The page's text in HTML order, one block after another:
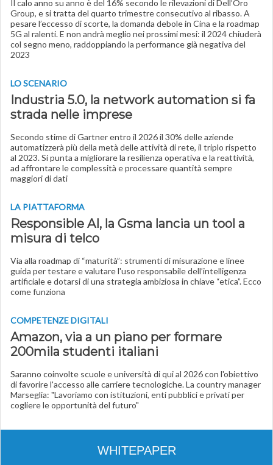
Il calo anno su anno è del 16% secondo le rilevazioni di Dell’Oro
Group, e si tratta del quarto trimestre consecutivo al ribasso. A
pesare l’eccesso di scorte, la domanda debole in Cina e la roadmap
5G al ralenti. E non andrà meglio nei prossimi mesi: il 2024 chiuderà
col segno meno, raddoppiando la performance già negativa del
2023
LO SCENARIO
Industria 5.0, la network automation si fa
strada nelle imprese
Secondo stime di Gartner entro il 2026 il 30% delle aziende
automatizzerà più della metà delle attività di rete, il triplo rispetto
al 2023. Si punta a migliorare la resilienza operativa e la reattività,
ad affrontare le complessità e processare quantità sempre
maggiori di dati
LA PIATTAFORMA
Responsible AI, la Gsma lancia un tool a
misura di telco
Via alla roadmap di “maturità”: strumenti di misurazione e linee
guida per testare e valutare l'uso responsabile dell’intelligenza
artificiale e dotarsi di una strategia ambiziosa in chiave “etica”. Ecco
come funziona
COMPETENZE DIGITALI
Amazon, via a un piano per formare
200mila studenti italiani
Saranno coinvolte scuole e università di qui al 2026 con l'obiettivo
di favorire l'accesso alle carriere tecnologiche. La country manager
Marseglia: "Lavoriamo con istituzioni, enti pubblici e privati per
cogliere le opportunità del futuro"
WHITEPAPER